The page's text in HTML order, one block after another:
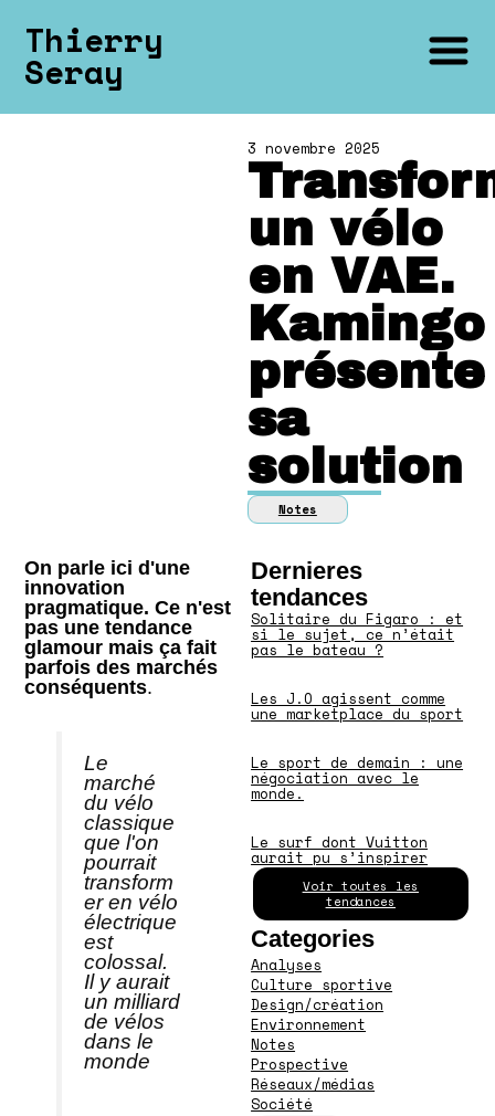
contenu
Thierry
Seray
3 novembre 2025
un vélo
en VAE.
Kamingo
présente
sa
solution
Notes
On parle ici d'une
innovation
pragmatique. Ce n'est
pas une tendance
glamour mais ça fait
parfois des marchés
conséquents.
Le
marché
du vélo
classique
que l'on
pourrait
transform
er en vélo
électrique
est
colossal.
Il y aurait
un milliard
de vélos
dans le
monde
Dernieres
tendances
Solitaire du Figaro : et
si le sujet, ce n’était
pas le bateau ?
Les J.O agissent comme
une marketplace du sport
Le sport de demain : une
négociation avec le
monde.
Le surf dont Vuitton
aurait pu s’inspirer
Voir toutes les
tendances
Categories
Analyses
Culture sportive
Design/création
Environnement
Notes
Prospective
Réseaux/médias
Société